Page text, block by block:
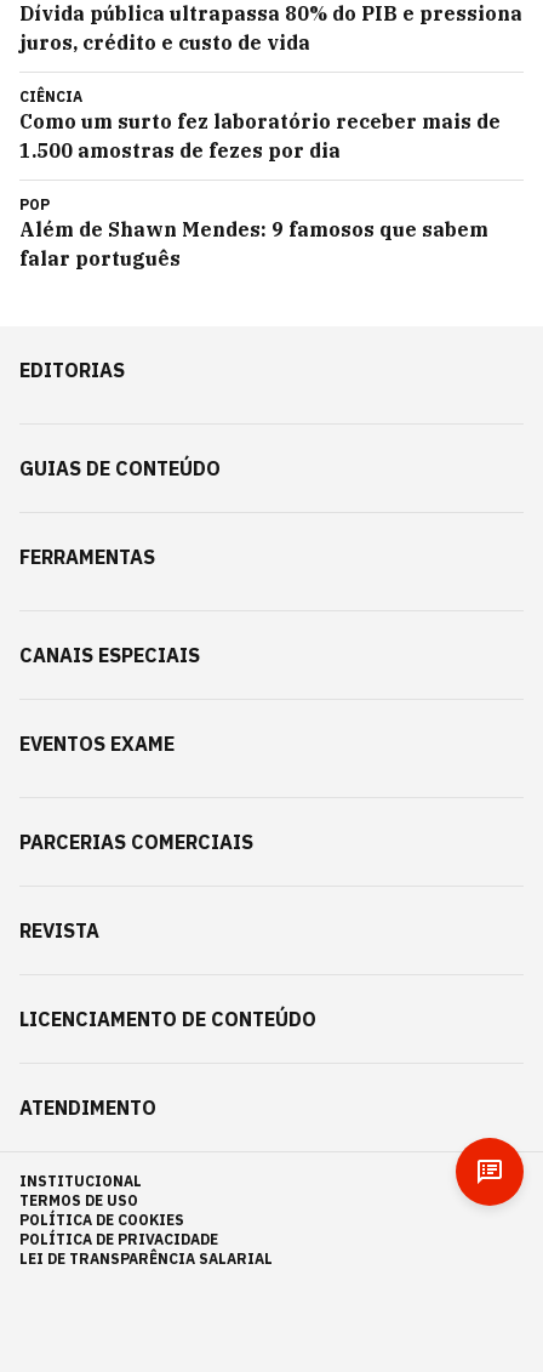
Dívida pública ultrapassa 80% do PIB e pressiona
juros, crédito e custo de vida
CIÊNCIA
Como um surto fez laboratório receber mais de
1.500 amostras de fezes por dia
POP
Além de Shawn Mendes: 9 famosos que sabem
falar português
EDITORIAS
GUIAS DE CONTEÚDO
FERRAMENTAS
CANAIS ESPECIAIS
EVENTOS EXAME
PARCERIAS COMERCIAIS
REVISTA
LICENCIAMENTO DE CONTEÚDO
ATENDIMENTO
INSTITUCIONAL
TERMOS DE USO
POLÍTICA DE COOKIES
POLÍTICA DE PRIVACIDADE
LEI DE TRANSPARÊNCIA SALARIAL